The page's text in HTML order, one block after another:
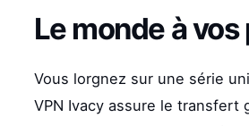
Le monde à vos
Vous lorgnez sur une série
VPN Ivacy assure le transfert